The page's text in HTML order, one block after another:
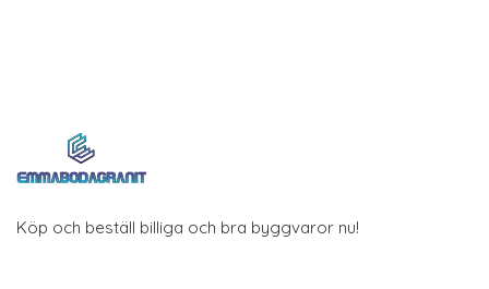
Köp och beställ billiga och bra byggvaror nu!